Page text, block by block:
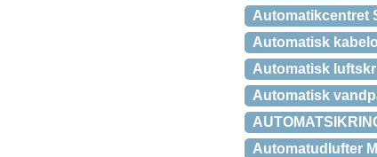
Automatikcentret
Automatisk
Automatisk
Automatisk
Automatudlufter